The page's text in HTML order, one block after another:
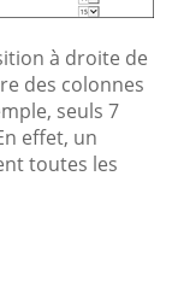
à droite de
des colonnes
seuls 7
effet, un
toutes les